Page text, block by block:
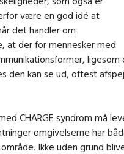
være en god idé at
det handler om
at der for mennesker med
ligesom
den kan se ud, oftest
CHARGE syndrom må
omgivelserne har
Ikke uden grund